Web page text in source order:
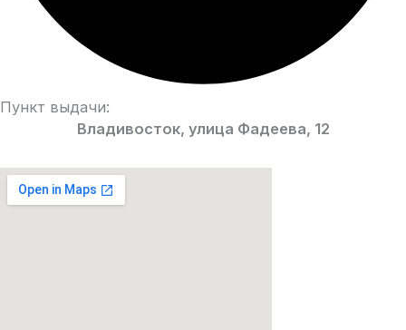
Пункт выдачи:
Владивосток, улица Фадеева, 12